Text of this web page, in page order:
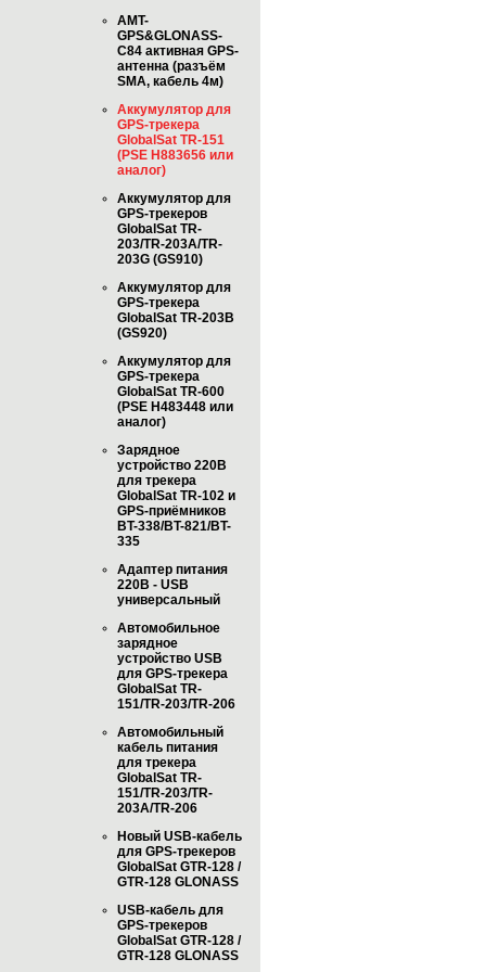
AMT-
GPS&GLONASS-
C84 активная GPS-
антенна (разъём
SMA, кабель 4м)
Аккумулятор для
GPS-трекера
GlobalSat TR-151
(PSE H883656 или
аналог)
Аккумулятор для
GPS-трекеров
GlobalSat TR-
203/TR-203A/TR-
203G (GS910)
Аккумулятор для
GPS-трекера
GlobalSat TR-203B
(GS920)
Аккумулятор для
GPS-трекера
GlobalSat TR-600
(PSE H483448 или
аналог)
Зарядное
устройство 220В
для трекера
GlobalSat TR-102 и
GPS-приёмников
BT-338/BT-821/BT-
335
Адаптер питания
220В - USB
универсальный
Автомобильное
зарядное
устройство USB
для GPS-трекера
GlobalSat TR-
151/TR-203/TR-206
Автомобильный
кабель питания
для трекера
GlobalSat TR-
151/TR-203/TR-
203A/TR-206
Новый USB-кабель
для GPS-трекеров
GlobalSat GTR-128 /
GTR-128 GLONASS
USB-кабель для
GPS-трекеров
GlobalSat GTR-128 /
GTR-128 GLONASS